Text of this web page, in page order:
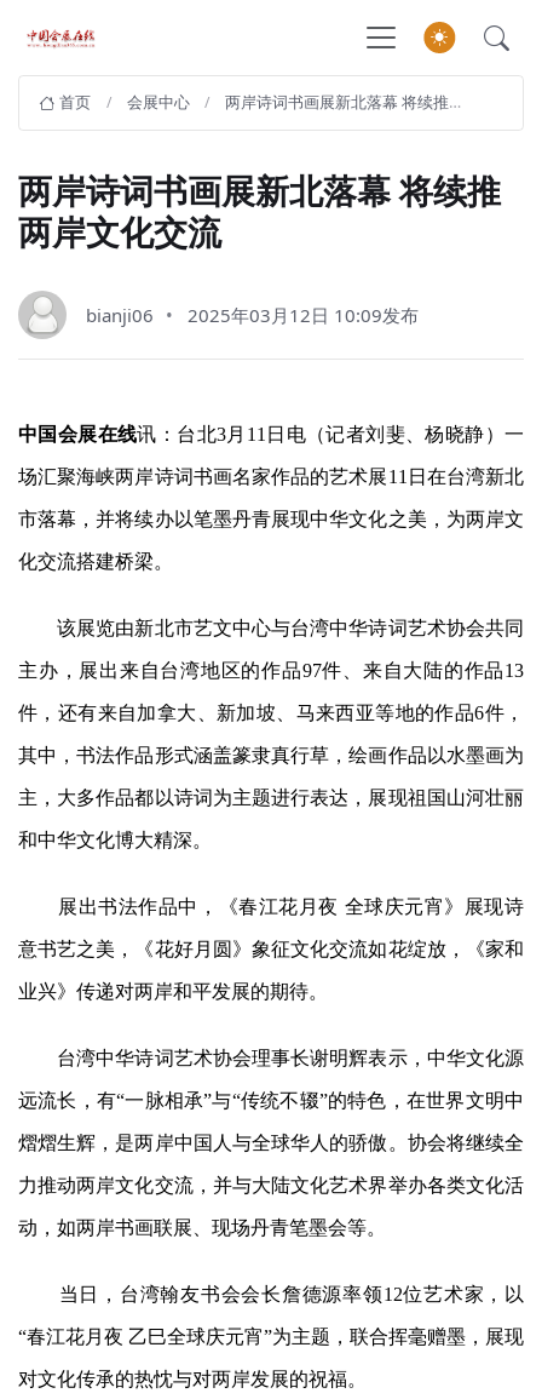
首页 会展中心 两岸诗词书画展新北落幕 将续推两岸文化交流
两岸诗词书画展新北落幕 将续推
两岸文化交流
bianji06 2025年03月12日 10:09发布
中国会展在线讯：台北3月11日电（记者刘斐、杨晓静）一
场汇聚海峡两岸诗词书画名家作品的艺术展11日在台湾新北
市落幕，并将续办以笔墨丹青展现中华文化之美，为两岸文
化交流搭建桥梁。
该展览由新北市艺文中心与台湾中华诗词艺术协会共同
主办，展出来自台湾地区的作品97件、来自大陆的作品13
件，还有来自加拿大、新加坡、马来西亚等地的作品6件，
其中，书法作品形式涵盖篆隶真行草，绘画作品以水墨画为
主，大多作品都以诗词为主题进行表达，展现祖国山河壮丽
和中华文化博大精深。
展出书法作品中，《春江花月夜 全球庆元宵》展现诗
意书艺之美，《花好月圆》象征文化交流如花绽放，《家和
业兴》传递对两岸和平发展的期待。
台湾中华诗词艺术协会理事长谢明辉表示，中华文化源
远流长，有“一脉相承”与“传统不辍”的特色，在世界文明中
熠熠生辉，是两岸中国人与全球华人的骄傲。协会将继续全
力推动两岸文化交流，并与大陆文化艺术界举办各类文化活
动，如两岸书画联展、现场丹青笔墨会等。
当日，台湾翰友书会会长詹德源率领12位艺术家，以
“春江花月夜 乙巳全球庆元宵”为主题，联合挥毫赠墨，展现
对文化传承的热忱与对两岸发展的祝福。